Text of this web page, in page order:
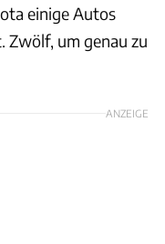
einige Autos
Zwölf, um genau zu
ANZEIGE